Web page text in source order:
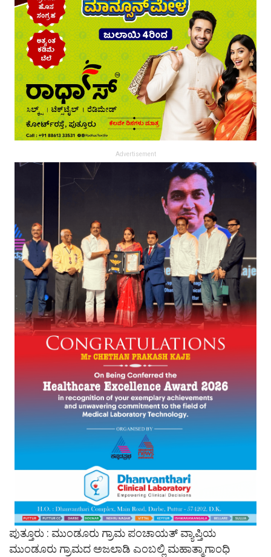
Advertisement
ಪುತ್ತೂರು : ಮುಂಡೂರು ಗ್ರಾಮ ಪಂಚಾಯತ್ ವ್ಯಾಪ್ತಿಯ
ಮುಂಡೂರು ಗ್ರಾಮದ ಅಜಲಾಡಿ ಎಂಬಲ್ಲಿ ಮಹಾತ್ಮಾಗಾಂಧಿ